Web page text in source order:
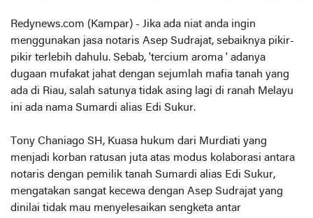
Redynews.com (Kampar) - Jika ada niat anda ingin
menggunakan jasa notaris Asep Sudrajat, sebaiknya pikir-
pikir terlebih dahulu. Sebab, 'tercium aroma ' adanya
dugaan mufakat jahat dengan sejumlah mafia tanah yang
ada di Riau, salah satunya tidak asing lagi di ranah Melayu
ini ada nama Sumardi alias Edi Sukur.
Tony Chaniago SH, Kuasa hukum dari Murdiati yang
menjadi korban ratusan juta atas modus kolaborasi antara
notaris dengan pemilik tanah Sumardi alias Edi Sukur,
mengatakan sangat kecewa dengan Asep Sudrajat yang
dinilai tidak mau menyelesaikan sengketa antar